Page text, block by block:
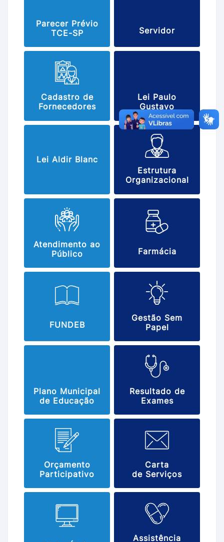
Parecer Prévio
TCE-SP
Servidor
Cadastro de
Fornecedores
Lei Paulo
Gustavo
Lei Aldir Blanc
Estrutura
Organizacional
Atendimento ao
Público
Farmácia
FUNDEB
Gestão Sem
Papel
Plano Municipal
de Educação
Resultado de
Exames
Orçamento
Participativo
Carta
de Serviços
Assistência